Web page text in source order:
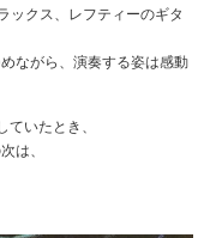
ックス、レフティーのギタ
ながら、演奏する姿は感動
いたとき、
は、